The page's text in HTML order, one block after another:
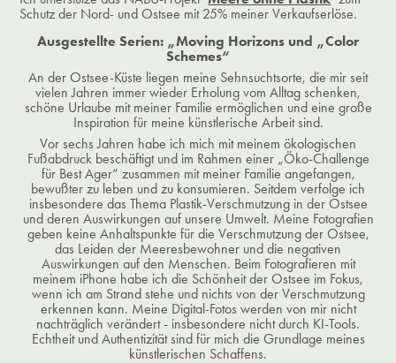
Schutz der Nord- und Ostsee mit 25% meiner Verkaufserlöse.
Ausgestellte Serien: „Moving Horizons und „Color
Schemes“
An der Ostsee-Küste liegen meine Sehnsuchtsorte, die mir seit
vielen Jahren immer wieder Erholung vom Alltag schenken,
schöne Urlaube mit meiner Familie ermöglichen und eine große
Inspiration für meine künstlerische Arbeit sind.
Vor sechs Jahren habe ich mich mit meinem ökologischen
Fußabdruck beschäftigt und im Rahmen einer „Öko-Challenge
für Best Ager“ zusammen mit meiner Familie angefangen,
bewußter zu leben und zu konsumieren. Seitdem verfolge ich
insbesondere das Thema Plastik-Verschmutzung in der Ostsee
und deren Auswirkungen auf unsere Umwelt. Meine Fotografien
geben keine Anhaltspunkte für die Verschmutzung der Ostsee,
das Leiden der Meeresbewohner und die negativen
Auswirkungen auf den Menschen. Beim Fotografieren mit
meinem iPhone habe ich die Schönheit der Ostsee im Fokus,
wenn ich am Strand stehe und nichts von der Verschmutzung
erkennen kann. Meine Digital-Fotos werden von mir nicht
nachträglich verändert - insbesondere nicht durch KI-Tools.
Echtheit und Authentizität sind für mich die Grundlage meines
künstlerischen Schaffens.